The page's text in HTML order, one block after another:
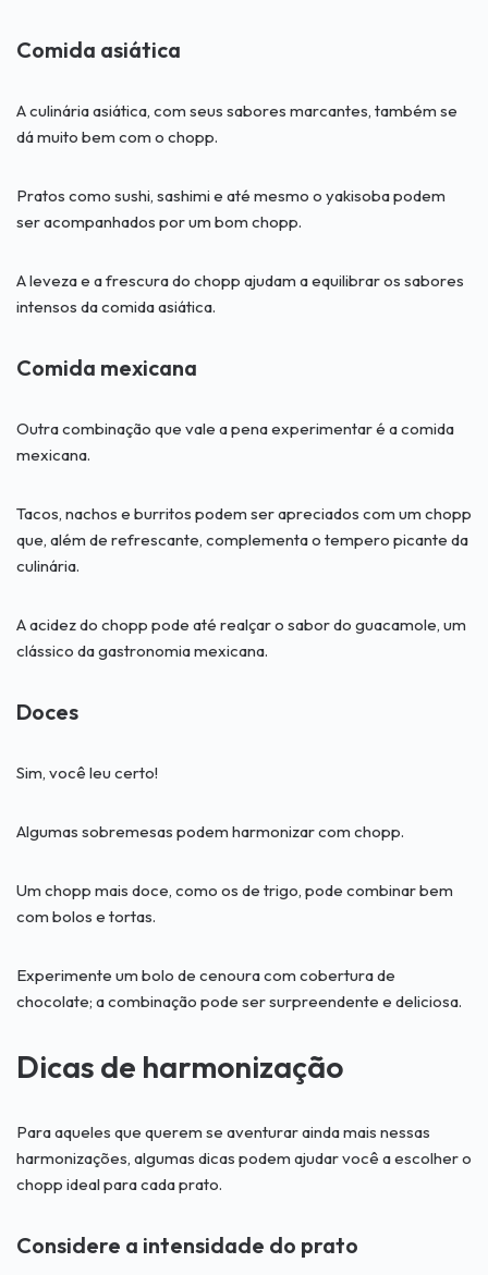
Comida asiática
A culinária asiática, com seus sabores marcantes, também se
dá muito bem com o chopp.
Pratos como sushi, sashimi e até mesmo o yakisoba podem
ser acompanhados por um bom chopp.
A leveza e a frescura do chopp ajudam a equilibrar os sabores
intensos da comida asiática.
Comida mexicana
Outra combinação que vale a pena experimentar é a comida
mexicana.
Tacos, nachos e burritos podem ser apreciados com um chopp
que, além de refrescante, complementa o tempero picante da
culinária.
A acidez do chopp pode até realçar o sabor do guacamole, um
clássico da gastronomia mexicana.
Doces
Sim, você leu certo!
Algumas sobremesas podem harmonizar com chopp.
Um chopp mais doce, como os de trigo, pode combinar bem
com bolos e tortas.
Experimente um bolo de cenoura com cobertura de
chocolate; a combinação pode ser surpreendente e deliciosa.
Dicas de harmonização
Para aqueles que querem se aventurar ainda mais nessas
harmonizações, algumas dicas podem ajudar você a escolher o
chopp ideal para cada prato.
Considere a intensidade do prato